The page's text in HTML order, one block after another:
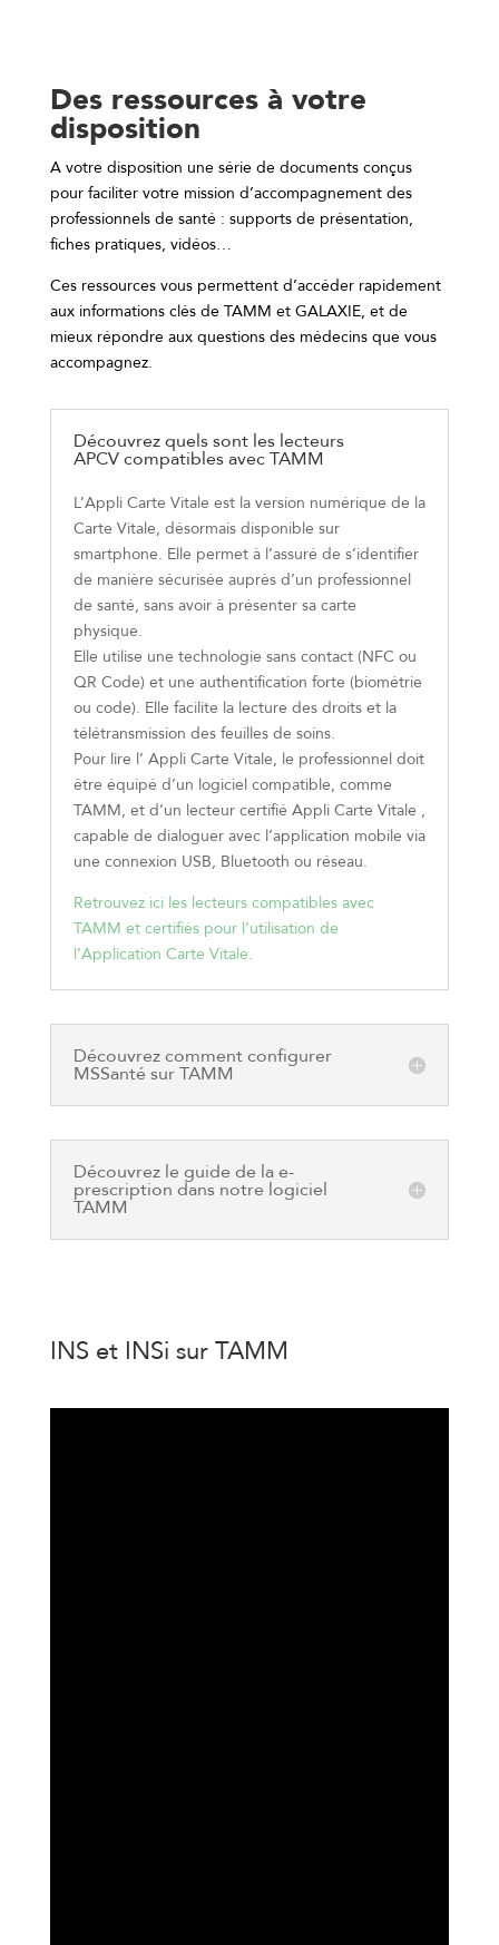
Des ressources à votre
disposition
A votre disposition une série de documents conçus
pour faciliter votre mission d’accompagnement des
professionnels de santé : supports de présentation,
fiches pratiques, vidéos…
Ces ressources vous permettent d’accéder rapidement
aux informations clés de TAMM et GALAXIE, et de
mieux répondre aux questions des médecins que vous
accompagnez.
Découvrez quels sont les lecteurs
APCV compatibles avec TAMM
L’Appli Carte Vitale est la version numérique de la
Carte Vitale, désormais disponible sur
smartphone. Elle permet à l’assuré de s’identifier
de manière sécurisée auprès d’un professionnel
de santé, sans avoir à présenter sa carte
physique.
Elle utilise une technologie sans contact (NFC ou
QR Code) et une authentification forte (biométrie
ou code). Elle facilite la lecture des droits et la
télétransmission des feuilles de soins.
Pour lire l’ Appli Carte Vitale, le professionnel doit
être équipé d’un logiciel compatible, comme
TAMM, et d’un lecteur certifié Appli Carte Vitale ,
capable de dialoguer avec l’application mobile via
une connexion USB, Bluetooth ou réseau.
Retrouvez ici les lecteurs compatibles avec
TAMM et certifiés pour l’utilisation de
l’Application Carte Vitale.
Découvrez comment configurer
MSSanté sur TAMM
Découvrez le guide de la e-
prescription dans notre logiciel
TAMM
INS et INSi sur TAMM